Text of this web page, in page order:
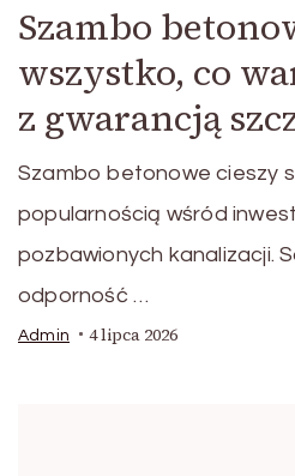
Szambo
wszystko, co
z gwarancją
Szambo betonowe cieszy
popularnością wśród
pozbawionych kanalizacji.
odporność …
Admin 4 lipca 2026